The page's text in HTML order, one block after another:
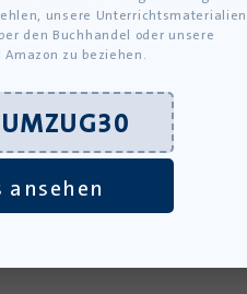
unsere Unterrichtsmaterialien
den Buchhandel oder unsere
zu beziehen.
UMZUG30
ansehen